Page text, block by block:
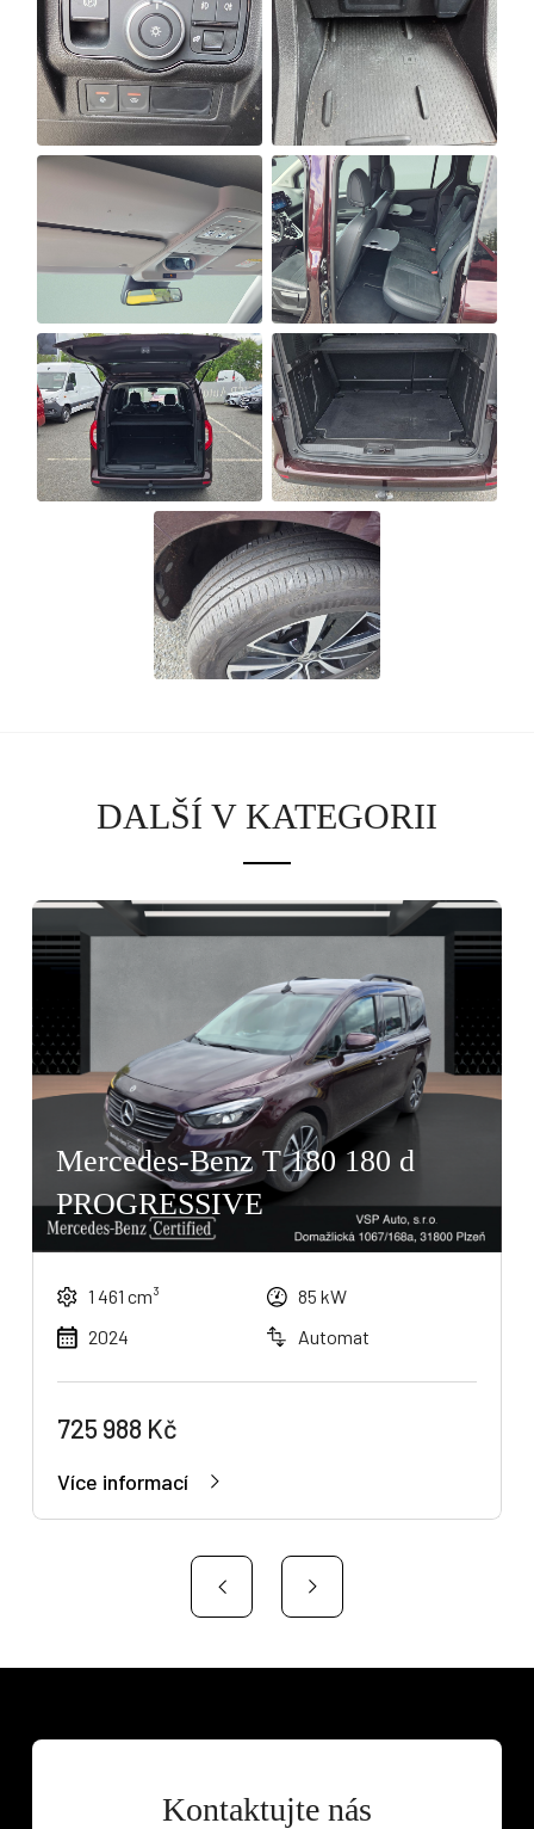
DALŠÍ V KATEGORII
Mercedes-Benz T 180 180 d
PROGRESSIVE
1 461 cm³
85 kW
2024
Automat
725 988 Kč
Více informací
Kontaktujte nás
Užitkové vozy